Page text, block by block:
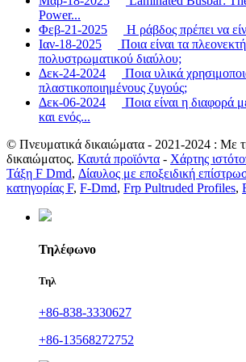
Power...
Φεβ-21-2025
Η ράβδος πρέπει να
Ιαν-18-2025
Ποια είναι τα
πολυστρωματικού διαύλου;
Δεκ-24-2024
Ποια υλικά
πλαστικοποιημένους ζυγούς;
Δεκ-06-2024
Ποια είναι η διαφορά
και ενός...
© Πνευματικά δικαιώματα - 2021-2024 : Με
δικαιώματος. Καυτά προϊόντα - Χάρτης
Τάξη F Dmd, Δίαυλος με εποξειδική
κατηγορίας F, F-Dmd, Frp Pultruded Profiles,
Τηλέφωνο
Τηλ
+86-838-3330627
+86-13568272752